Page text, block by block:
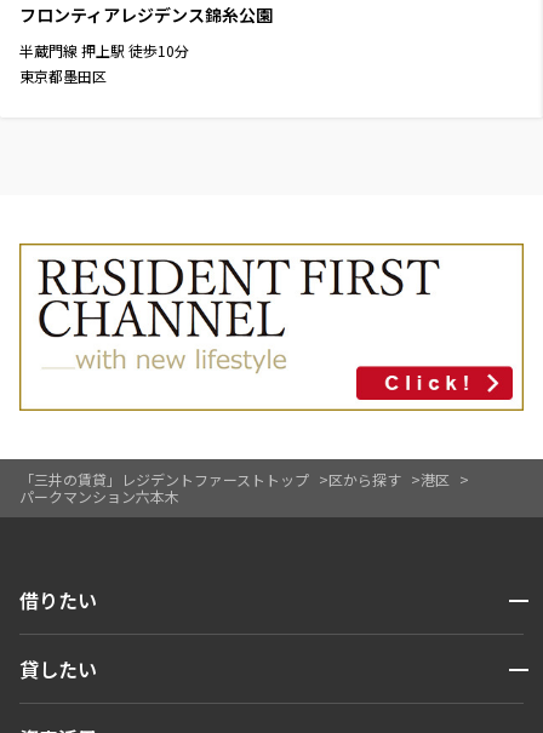
「三井の賃貸」レジデントファーストトップ 区から探す
港区
パークマンション六本木
フロンティアレジデンス錦糸公園
半蔵門線 押上駅 徒歩10分
東京都墨田区
借りたい 開閉
人気エリアから探す
貸したい 開閉